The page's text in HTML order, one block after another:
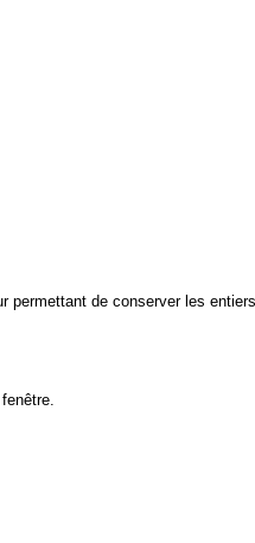
permettant de conserver les